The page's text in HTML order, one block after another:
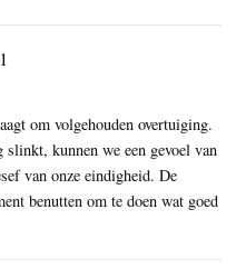
om volgehouden overtuiging.
kunnen we een gevoel van
van onze eindigheid. De
benutten om te doen wat goed